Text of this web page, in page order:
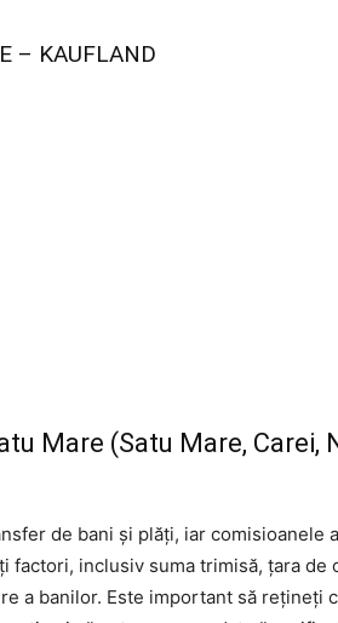
– KAUFLAND
Mare (Satu Mare, Carei,
de bani și plăți, iar comisioanele
factori, inclusiv suma trimisă, țara de
a banilor. Este important să rețineți